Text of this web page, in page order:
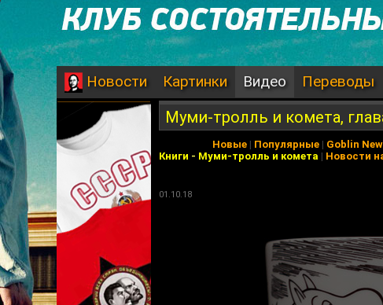
Новости Картинки Видео Переводы
Муми-тролль и комета,
Новые| Популярные| Goblin
Книги - Муми-тролль и комета | Новости
01.10.18